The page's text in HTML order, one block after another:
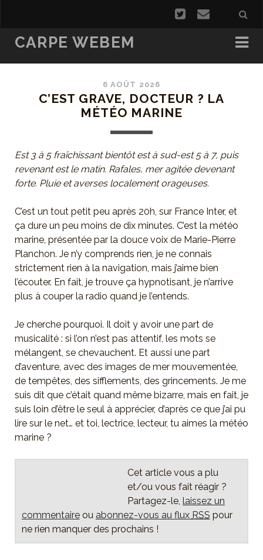
CARPE WEBEM
6 AOÛT 2026
C’EST GRAVE, DOCTEUR ? LA
MÉTÉO MARINE
Est 3 à 5 fraîchissant bientôt est à sud-est 5 à 7, puis
revenant est le matin. Rafales, mer agitée devenant
forte. Pluie et averses localement orageuses.
C’est un tout petit peu après 20h, sur France Inter, et
ça dure un peu moins de dix minutes. C’est la météo
marine, présentée par la douce voix de Marie-Pierre
Planchon. Je n’y comprends rien, je ne connais
strictement rien à la navigation, mais j’aime bien
l’écouter. En fait, je trouve ça hypnotisant, je n’arrive
plus à couper la radio quand je l’entends.
Je cherche pourquoi. Il doit y avoir une part de
musicalité : si l’on n’est pas attentif, les mots se
mélangent, se chevauchent. Et aussi une part
d’aventure, avec des images de mer mouvementée,
de tempêtes, des sifflements, des grincements. Je me
suis dit que c’était quand même bizarre, mais en fait, je
suis loin d’être le seul à apprécier, d’après ce que j’ai pu
lire sur le net… et toi, lectrice, lecteur, tu aimes la météo
marine ?
Cet article vous a plu
et/ou vous fait réagir ?
Partagez-le, laissez un
commentaireou abonnez-vous au flux RSS pour
ne rien manquer des prochains !